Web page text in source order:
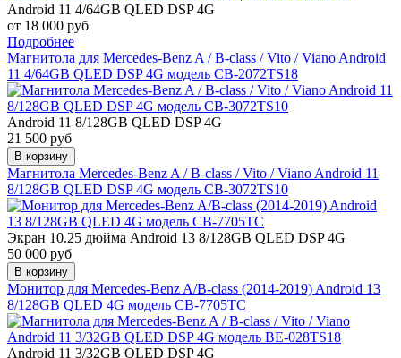
Android 11 4/64GB QLED DSP 4G
от 18 000 руб
Подробнее
Магнитола для Mercedes-Benz A / B-class / Vito / Viano Android
11 4/64GB QLED DSP 4G модель CB-2072TS18
Android 11 8/128GB QLED DSP 4G
21 500 руб
В корзину
Магнитола Mercedes-Benz A / B-class / Vito / Viano Android 11
8/128GB QLED DSP 4G модель CB-3072TS10
Экран 10.25 дюйма Android 13 8/128GB QLED DSP 4G
50 000 руб
В корзину
Монитор для Mercedes-Benz A/B-class (2014-2019) Android 13
8/128GB QLED 4G модель CB-7705TC
Android 11 3/32GB QLED DSP 4G